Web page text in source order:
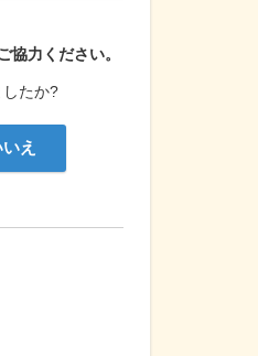
協力ください。
たか?
え